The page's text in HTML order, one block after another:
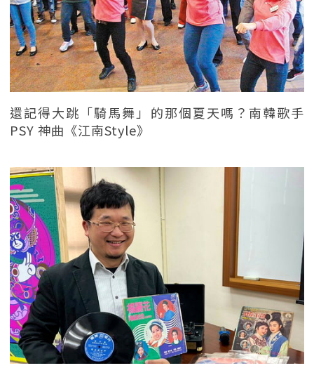
還記得大跳「騎馬舞」的那個夏天嗎？南韓歌手
PSY 神曲《江南Style》